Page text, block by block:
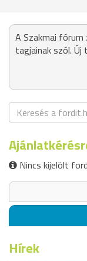
A Szakmai
tagjainak szól.
Nincs kijelölt
Hírek